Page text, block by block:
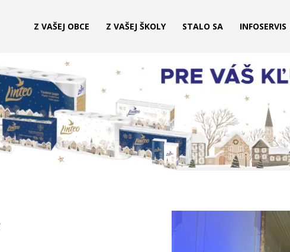
Z VAŠEJ OBCE Z VAŠEJ ŠKOLY STALO SA INFOSERVIS